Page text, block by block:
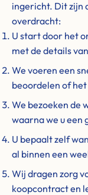
ingericht. Dit zijn
overdracht:
U start door het
met de details
We voeren een
beoordelen of
We bezoeken de
waarna we u een
U bepaalt zelf
al binnen een
Wij dragen zorg
koopcontract en